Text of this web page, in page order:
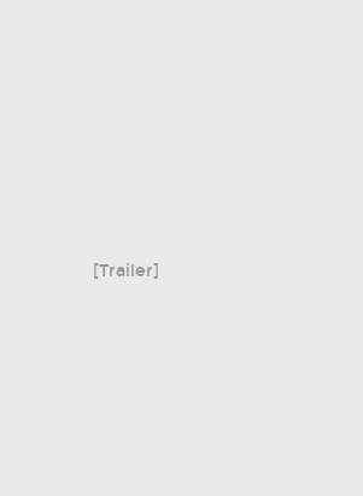
[Trailer]